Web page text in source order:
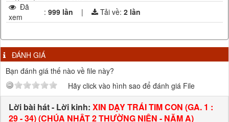
Đã
xem
: 999 lần | Tải về: 2 lần
ĐÁNH GIÁ
Bạn đánh giá thế nào về file này?
Hãy click vào hình sao để đánh giá File
Lời bài hát - Lời kinh: XIN DẠY TRÁI TIM CON (GA. 1 :
29 - 34) (CHÚA NHẬT 2 THƯỜNG NIÊN - NĂM A)